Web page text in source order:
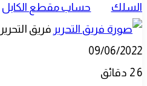
السلك
حساب مقطع الكابل
فريق التحرير
09/06/2022
6 2 دقائق